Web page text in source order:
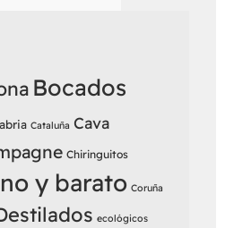
Bocados
Cataluña Cava
Chiringuitos
y barato Coruña
ecológicos